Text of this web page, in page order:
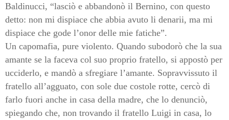
Baldinucci, “lasciò e abbandonò il Bernino, con questo
detto: non mi dispiace che abbia avuto li denarii, ma mi
dispiace che gode l’onor delle mie fatiche”.
Un capomafia, pure violento. Quando subodorò che la sua
amante se la faceva col suo proprio fratello, si appostò per
ucciderlo, e mandò a sfregiare l’amante. Sopravvissuto il
fratello all’agguato, con sole due costole rotte, cercò di
farlo fuori anche in casa della madre, che lo denunciò,
spiegando che, non trovando il fratello Luigi in casa, lo